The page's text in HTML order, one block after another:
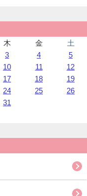
木 金
土
3 4
5
10 11
12
17 18
19
24 25
26
31